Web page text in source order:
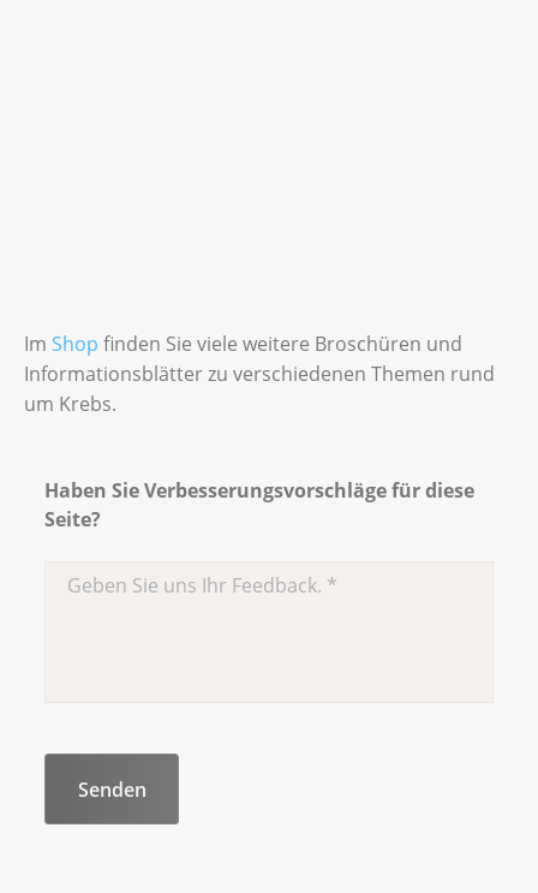
Im Shop finden Sie viele weitere Broschüren und
Informationsblätter zu verschiedenen Themen rund
um Krebs.
Haben Sie Verbesserungsvorschläge für diese
Seite?